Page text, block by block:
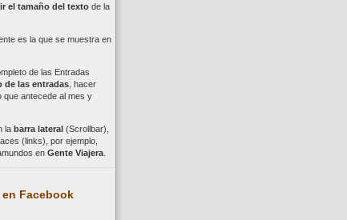
el tamaño del textode la
es la que se muestra en
de las Entradas
de las entradas, hacer
que antecede al mes y
la barra lateral(Scrollbar),
(links), por ejemplo,
en Gente Viajera.
Facebook